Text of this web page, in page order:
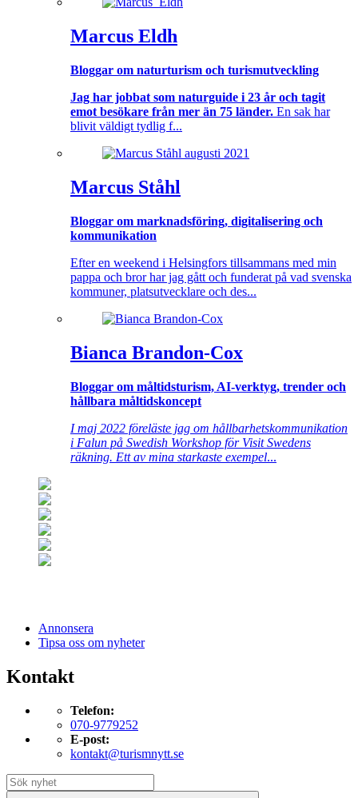
Marcus Eldh
Bloggar om naturturism och turismutveckling
Jag har jobbat som naturguide i 23 år och tagit
emot besökare från mer än 75 länder. En sak har
blivit väldigt tydlig f...
Marcus Ståhl
Bloggar om marknadsföring, digitalisering och
kommunikation
Efter en weekend i Helsingfors tillsammans med min
pappa och bror har jag gått och funderat på vad svenska
kommuner, platsutvecklare och des...
Bianca Brandon-Cox
Bloggar om måltidsturism, AI-verktyg, trender och
hållbara måltidskoncept
I maj 2022 föreläste jag om hållbarhetskommunikation
i Falun på Swedish Workshop för Visit Swedens
räkning. Ett av mina starkaste exempel...
Annonsera
Tipsa oss om nyheter
Kontakt
Telefon:
070-9779252
E-post:
kontakt@turismnytt.se